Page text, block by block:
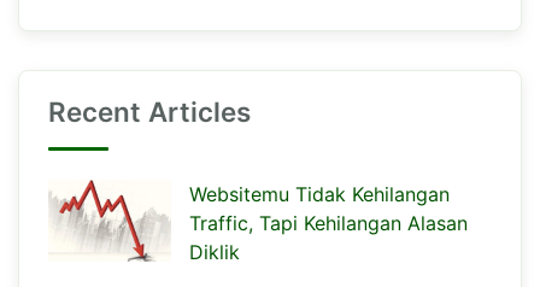
Recent Articles
Websitemu Tidak Kehilangan
Traffic, Tapi Kehilangan Alasan
Diklik